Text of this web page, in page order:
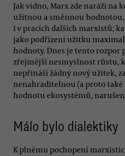
Jak vidno, Marx zde naráží na
užitnou a směnnou
i v pracích dalších marxistů;
jako podřízení užitku
hodnoty. Dnes je tento rozpor
zřejmější nesmyslnost růstu,
nepřináší žádný nový užitek,
nenahraditelnou (a proto
hodnotu ekosystémů,
Málo bylo dialektiky
K plnému pochopení